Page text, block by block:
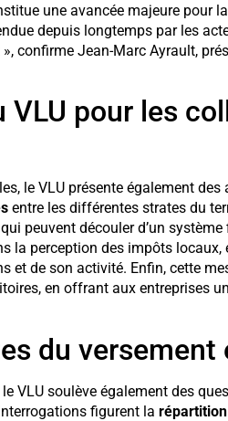
une avancée majeure pour
depuis longtemps par les
confirme Jean-Marc Ayrault,
VLU pour les
le VLU présente également
entre les différentes strates du
peuvent découler d’un
la perception des impôts locaux,
et de son activité. Enfin, cette
en offrant aux entreprises
du versement
VLU soulève également des
figurent la